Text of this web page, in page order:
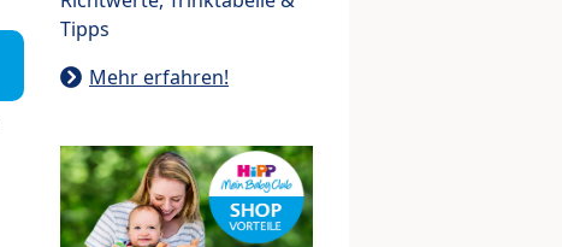
Tipps
Mehr erfahren!